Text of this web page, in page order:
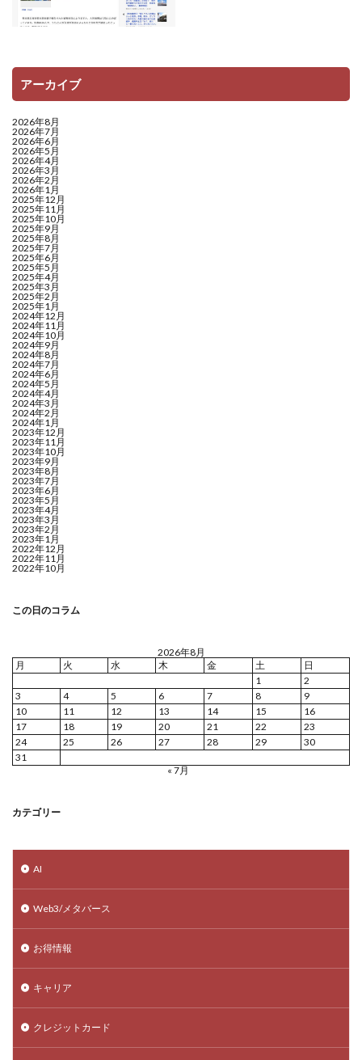
アーカイブ
2026年8月
2026年7月
2026年6月
2026年5月
2026年4月
2026年3月
2026年2月
2026年1月
2025年12月
2025年11月
2025年10月
2025年9月
2025年8月
2025年7月
2025年6月
2025年5月
2025年4月
2025年3月
2025年2月
2025年1月
2024年12月
2024年11月
2024年10月
2024年9月
2024年8月
2024年7月
2024年6月
2024年5月
2024年4月
2024年3月
2024年2月
2024年1月
2023年12月
2023年11月
2023年10月
2023年9月
2023年8月
2023年7月
2023年6月
2023年5月
2023年4月
2023年3月
2023年2月
2023年1月
2022年12月
2022年11月
2022年10月
この日のコラム
2026年8月
月
火 水 木 金 土
日
1
2
3
4 5 6 7 8
9
10
11 12 13 14 15
16
17
18 19 20 21 22
23
24
25 26 27 28 29
30
31
« 7月
カテゴリー
AI
Web3/メタバース
お得情報
キャリア
クレジットカード